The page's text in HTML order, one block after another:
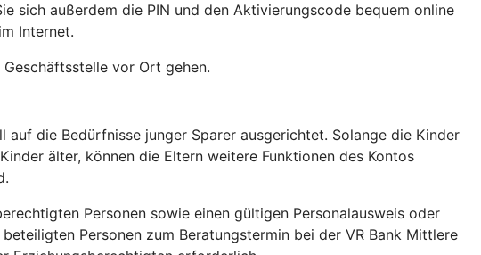
sich außerdem die PIN und den Aktivierungscode bequem online
Internet.
vor Ort gehen.
die Bedürfnisse junger Sparer ausgerichtet. Solange die Kinder
älter, können die Eltern weitere Funktionen des Kontos
Personen sowie einen gültigen Personalausweis oder
Personen zum Beratungstermin bei der VR Bank Mittlere